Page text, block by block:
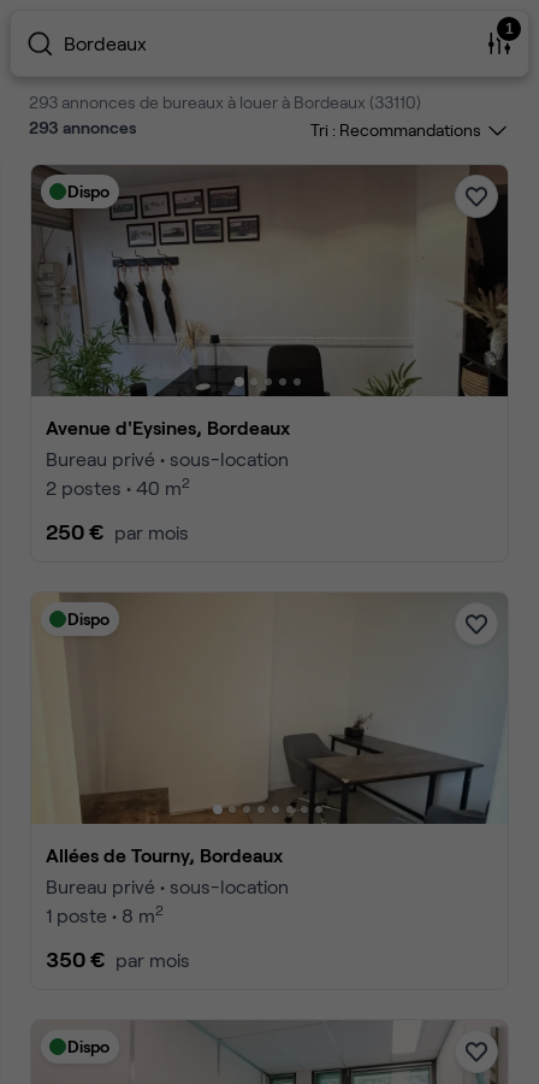
Bordeaux
1
293 annonces de bureaux à louer à Bordeaux (33110)
293 annonces Tri :
Dispo
Avenue d'Eysines, Bordeaux
Bureau privé • sous-location
2 postes • 40 m2
250 € par mois
Dispo
Allées de Tourny, Bordeaux
Bureau privé • sous-location
1 poste • 8 m2
350 € par mois
Dispo